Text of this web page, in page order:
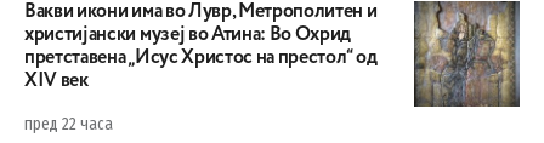
Вакви икони има во Лувр, Метрополитен и
христијански музеј во Атина: Во Охрид
претставена „Исус Христос на престол“ од
XIV век
пред 22 часа